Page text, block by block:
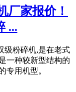
厂家报价！
...
级粉碎机,是在老式
一种较新型结构的
专用机型。